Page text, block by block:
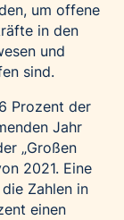
um offene
in den
und
sind.
Prozent der
Jahr
„Großen
2021. Eine
Zahlen in
einen